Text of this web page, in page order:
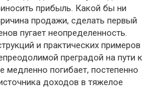
прибыль. Какой бы ни
продажи, сделать первый
пугает неопределенность.
и практических примеров
преградой на пути к
медленно погибает, постепенно
доходов в тяжелое